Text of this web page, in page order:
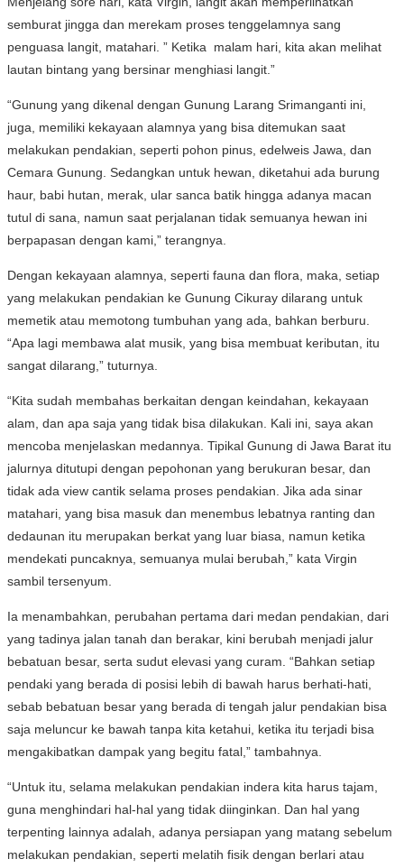
semburat jingga dan merekam proses tenggelamnya sang
penguasa langit, matahari. ” Ketika malam hari, kita akan melihat
lautan bintang yang bersinar menghiasi langit.”
“Gunung yang dikenal dengan Gunung Larang Srimanganti ini,
juga, memiliki kekayaan alamnya yang bisa ditemukan saat
melakukan pendakian, seperti pohon pinus, edelweis Jawa, dan
Cemara Gunung. Sedangkan untuk hewan, diketahui ada burung
haur, babi hutan, merak, ular sanca batik hingga adanya macan
tutul di sana, namun saat perjalanan tidak semuanya hewan ini
berpapasan dengan kami,” terangnya.
Dengan kekayaan alamnya, seperti fauna dan flora, maka, setiap
yang melakukan pendakian ke Gunung Cikuray dilarang untuk
memetik atau memotong tumbuhan yang ada, bahkan berburu.
“Apa lagi membawa alat musik, yang bisa membuat keributan, itu
sangat dilarang,” tuturnya.
“Kita sudah membahas berkaitan dengan keindahan, kekayaan
alam, dan apa saja yang tidak bisa dilakukan. Kali ini, saya akan
mencoba menjelaskan medannya. Tipikal Gunung di Jawa Barat itu
jalurnya ditutupi dengan pepohonan yang berukuran besar, dan
tidak ada view cantik selama proses pendakian. Jika ada sinar
matahari, yang bisa masuk dan menembus lebatnya ranting dan
dedaunan itu merupakan berkat yang luar biasa, namun ketika
mendekati puncaknya, semuanya mulai berubah,” kata Virgin
sambil tersenyum.
Ia menambahkan, perubahan pertama dari medan pendakian, dari
yang tadinya jalan tanah dan berakar, kini berubah menjadi jalur
bebatuan besar, serta sudut elevasi yang curam. “Bahkan setiap
pendaki yang berada di posisi lebih di bawah harus berhati-hati,
sebab bebatuan besar yang berada di tengah jalur pendakian bisa
saja meluncur ke bawah tanpa kita ketahui, ketika itu terjadi bisa
mengakibatkan dampak yang begitu fatal,” tambahnya.
“Untuk itu, selama melakukan pendakian indera kita harus tajam,
guna menghindari hal-hal yang tidak diinginkan. Dan hal yang
terpenting lainnya adalah, adanya persiapan yang matang sebelum
melakukan pendakian, seperti melatih fisik dengan berlari atau